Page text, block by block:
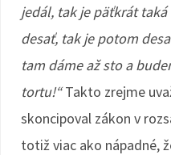
jedál, tak je päťkrát
desať, tak je potom
tam dáme až sto a
tortu!“Takto zrejme
skoncipoval zákon v
totiž viac ako nápadné,